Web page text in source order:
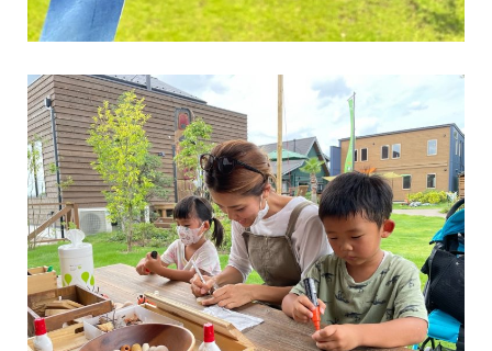
カントリーくろぷー